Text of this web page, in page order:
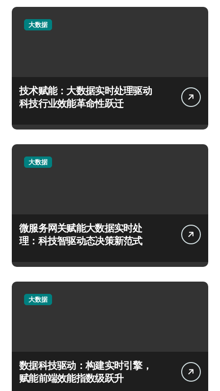
大数据
技术赋能：大数据实时处理驱动
科技行业效能革命性跃迁
大数据
微服务网关赋能大数据实时处
理：科技智驱动态决策新范式
大数据
数据科技驱动：构建实时引擎，
赋能前端效能指数级跃升